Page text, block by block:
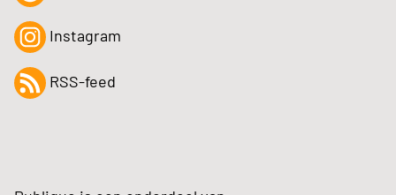
Instagram
RSS-feed